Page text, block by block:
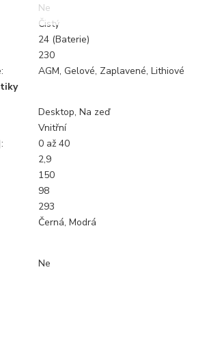
Ne
Čistý
24 (Baterie)
230
AGM, Gelové, Zaplavené, Lithiové
Desktop, Na zeď
Vnitřní
0 až 40
2,9
150
98
293
Černá, Modrá
Ne